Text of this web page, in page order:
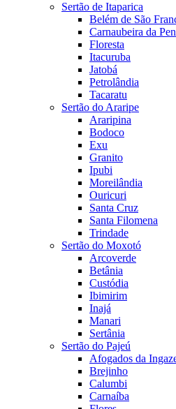
Sertão de Itaparica
Belém de São
Carnaubeira da
Floresta
Itacuruba
Jatobá
Petrolândia
Tacaratu
Sertão do Araripe
Araripina
Bodoco
Exu
Granito
Ipubi
Moreilândia
Ouricuri
Santa Cruz
Santa Filomena
Trindade
Sertão do Moxotó
Arcoverde
Betânia
Custódia
Ibimirim
Inajá
Manari
Sertânia
Sertão do Pajeú
Afogados da
Brejinho
Calumbi
Carnaíba